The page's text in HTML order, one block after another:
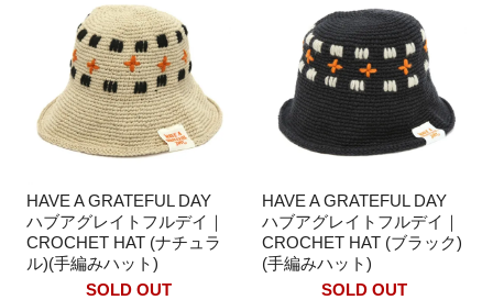
HAVE A GRATEFUL DAY
ハブアグレイトフルデイ｜
CROCHET HAT (ナチュラ
ル)(手編みハット)
SOLD OUT
HAVE A GRATEFUL DAY
ハブアグレイトフルデイ｜
CROCHET HAT (ブラック)
(手編みハット)
SOLD OUT